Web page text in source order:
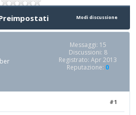
Modi discussione
Messaggi: 15
Discussioni: 8
Registrato: Apr 2013
Reputazione: 0
#1